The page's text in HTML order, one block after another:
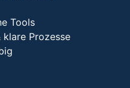
Tools
klare Prozesse